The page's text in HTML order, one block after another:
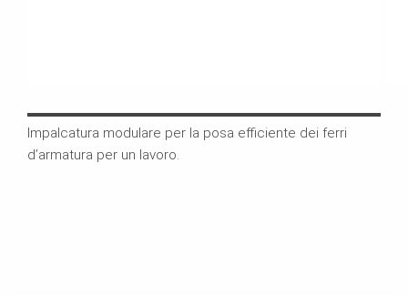
Impalcatura modulare per la posa efficiente dei ferri
d’armatura per un lavoro.